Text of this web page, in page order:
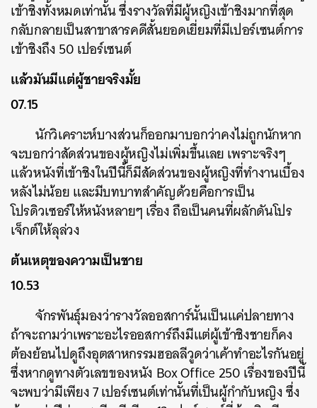
เข้าชิงทั้งหมดเท่านั้น ซึ่งรางวัลที่มีผู้หญิงเข้าชิงมากที่สุด
กลับกลายเป็นสาขาสารคดีสั้นยอดเยี่ยมที่มีเปอร์เซนต์การ
เข้าชิงถึง 50 เปอร์เซนต์
แล้วมันมีแต่ผู้ชายจริงมั้ย
07.15
นักวิเคราะห์บางส่วนก็ออกมาบอกว่าคงไม่ถูกนักหาก
จะบอกว่าสัดส่วนของผู้หญิงไม่เพิ่มขึ้นเลย เพราะจริงๆ
แล้วหนังที่เข้าชิงในปีนี้ก็มีสัดส่วนของผู้หญิงที่ทำงานเบื้อง
หลังไม่น้อย และมีบทบาทสำคัญด้วยคือการเป็น
โปรดิวเซอร์ให้หนังหลายๆ เรื่อง ถือเป็นคนที่ผลักดันโปร
เจ็กต์ให้ลุล่วง
ต้นเหตุของความเป็นชาย
10.53
จักรพันธุ์มองว่ารางวัลออสการ์นั้นเป็นแค่ปลายทาง
ถ้าจะถามว่าเพราะอะไรออสการ์ถึงมีแต่ผู้เข้าชิงชายก็คง
ต้องย้อนไปดูถึงอุตสาหกรรมฮอลลีวูดว่าเค้าทำอะไรกันอยู่
ซึ่งหากดูทางตัวเลขของหนัง Box Office 250 เรื่องของปีนี้
จะพบว่ามีเพียง 7 เปอร์เซนต์เท่านั้นที่เป็นผู้กำกับหญิง ซึ่ง